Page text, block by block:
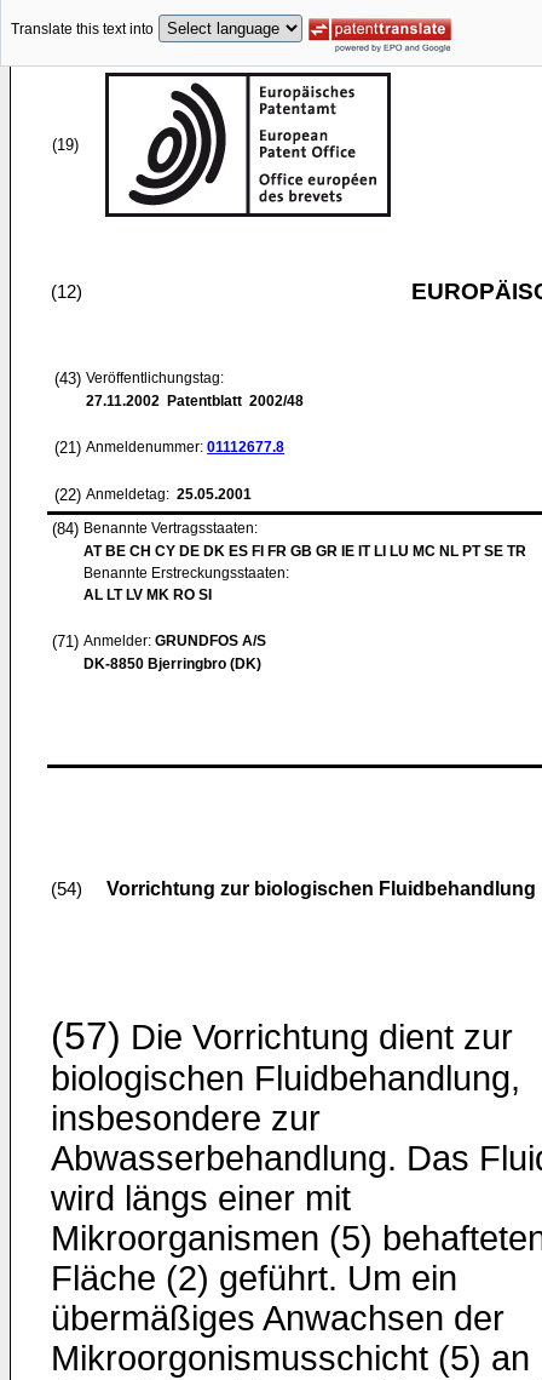
Translate this text into
(19)
(12)
(43) Veröffentlichungstag:
27.11.2002 Patentblatt 2002/48
(21) Anmeldenummer: 01112677.8
(22) Anmeldetag: 25.05.2001
(84) Benannte Vertragsstaaten:
AT BE CH CY DE DK ES FI FR GB GR IE IT LI LU MC NL PT SE TR
Benannte Erstreckungsstaaten:
AL LT LV MK RO SI
(71) Anmelder: GRUNDFOS A/S
DK-8850 Bjerringbro (DK)
(54) Vorrichtung zur biologischen Fluidbehandlung
(57) Die Vorrichtung dient zur
biologischen Fluidbehandlung,
insbesondere zur
Abwasserbehandlung. Das
wird längs einer mit
Mikroorganismen (5)
Fläche (2) geführt. Um ein
übermäßiges Anwachsen der
Mikroorgonismusschicht (5) an